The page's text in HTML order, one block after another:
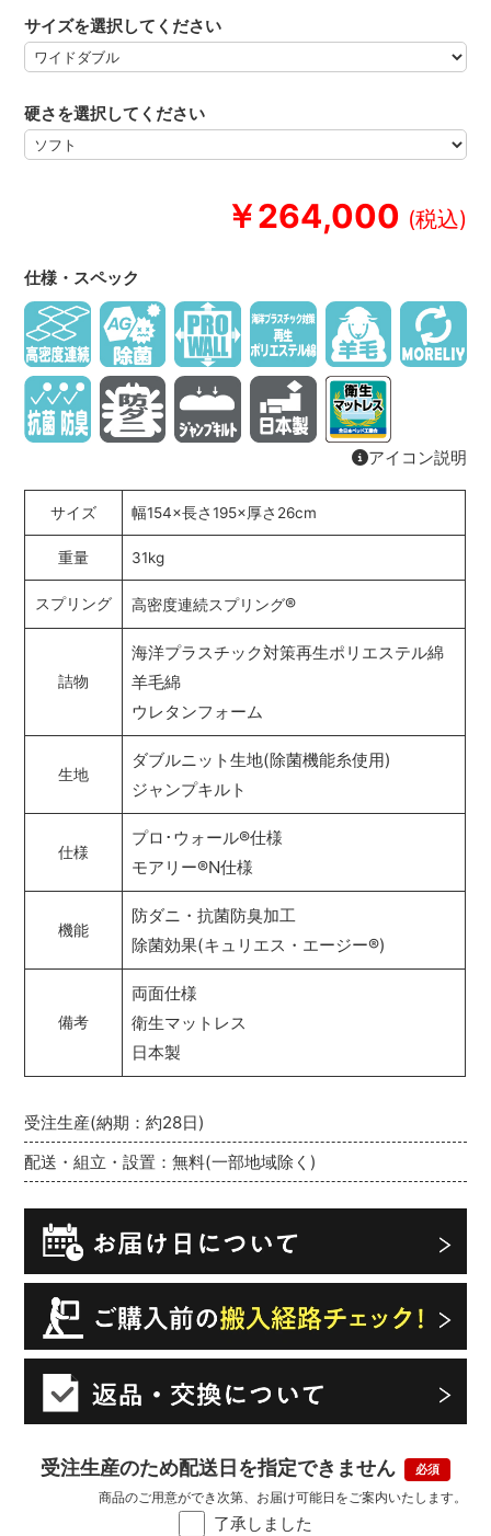
￥264,000
受注生産(納期：約28日)
配送・組立・設置：無料(一部地域除く)
受注生産のため配送日を指定できません
了承しました
商品のご用意ができ次第、お届け可能日をご案内いたします。
サイズを選択してください
硬さを選択してください
仕様・スペック
アイコン説明
サイズ 幅154×長さ195×厚さ26cm
重量 31kg
スプリング 高密度連続スプリング®
詰物
海洋プラスチック対策再生ポリエステル綿
羊毛綿
ウレタンフォーム
生地
ダブルニット生地(除菌機能糸使用)
ジャンプキルト
仕様
プロ･ウォール®仕様
モアリー®N仕様
機能
防ダニ・抗菌防臭加工
除菌効果(キュリエス・エージー®)
備考
両面仕様
衛生マットレス
日本製